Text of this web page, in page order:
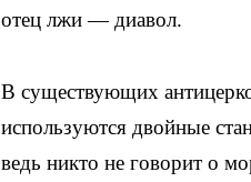
отец лжи — диавол.
В существующих
используются двойные
ведь никто не говорит о